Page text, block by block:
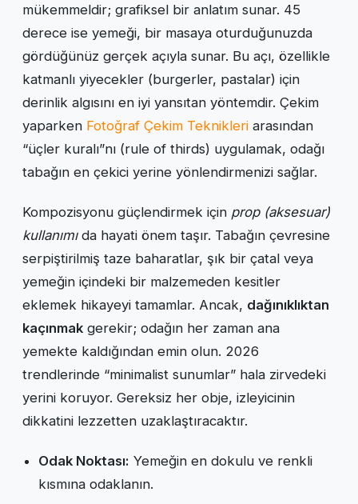
mükemmeldir; grafiksel bir anlatım sunar. 45
derece ise yemeği, bir masaya oturduğunuzda
gördüğünüz gerçek açıyla sunar. Bu açı, özellikle
katmanlı yiyecekler (burgerler, pastalar) için
derinlik algısını en iyi yansıtan yöntemdir. Çekim
yaparken Fotoğraf Çekim Teknikleri arasından
“üçler kuralı”nı (rule of thirds) uygulamak, odağı
tabağın en çekici yerine yönlendirmenizi sağlar.
Kompozisyonu güçlendirmek için prop (aksesuar)
kullanımıda hayati önem taşır. Tabağın çevresine
serpiştirilmiş taze baharatlar, şık bir çatal veya
yemeğin içindeki bir malzemeden kesitler
eklemek hikayeyi tamamlar. Ancak, dağınıklıktan
kaçınmak gerekir; odağın her zaman ana
yemekte kaldığından emin olun. 2026
trendlerinde “minimalist sunumlar” hala zirvedeki
yerini koruyor. Gereksiz her obje, izleyicinin
dikkatini lezzetten uzaklaştıracaktır.
Odak Noktası: Yemeğin en dokulu ve renkli
kısmına odaklanın.